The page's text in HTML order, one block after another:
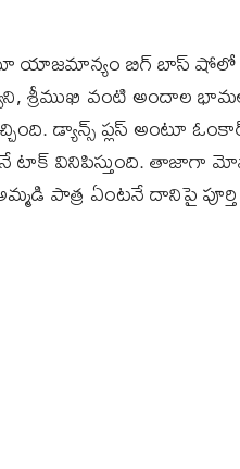
యాజ‌మాన్యం బిగ్ బాస్ షోలో
శ్రీముఖి వంటి అందాల
డ్యాన్స్ ప్లస్ అంటూ
టాక్ వినిపిస్తుంది.
పాత్ర ఏంట‌నే దానిపై పూర్తి